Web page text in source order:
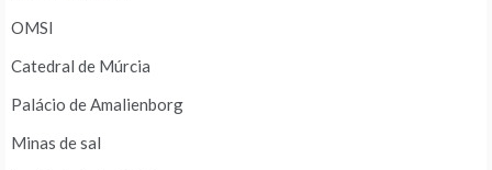
OMSI
Catedral de Múrcia
Palácio de Amalienborg
Minas de sal